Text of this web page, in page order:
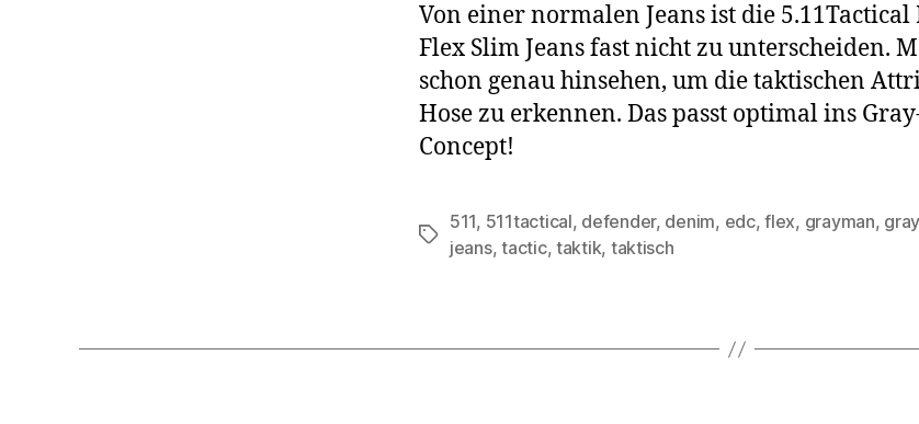
Von einer normalen Jeans ist die 5.11Tactical
Flex Slim Jeans fast nicht zu unterscheiden.
schon genau hinsehen, um die taktischen
Hose zu erkennen. Das passt optimal ins
Concept!
Schlagwörter
511, 511tactical, defender, denim, edc,flex, grayman,
jeans,tactic, taktik, taktisch